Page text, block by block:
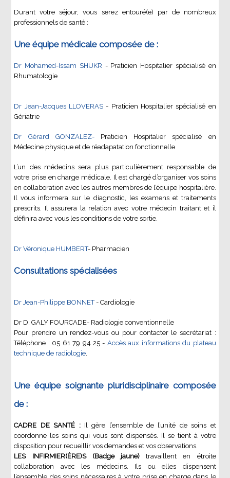
Durant votre séjour, vous serez entouré(e) par de nombreux
professionnels de santé :
Une équipe médicale composée de :
Dr Mohamed-Issam SHUKR - Praticien Hospitalier spécialisé en
Rhumatologie
Dr Jean-Jacques LLOVERAS - Praticien Hospitalier spécialisé en
Gériatrie
Dr Gérard GONZALEZ-Praticien Hospitalier spécialisé en
Médecine physique et de réadapatation fonctionnelle
L’un des médecins sera plus particulièrement responsable de
votre prise en charge médicale. Il est chargé d’organiser vos soins
en collaboration avec les autres membres de l’équipe hospitalière.
Il vous informera sur le diagnostic, les examens et traitements
prescrits. Il assurera la relation avec votre médecin traitant et il
définira avec vous les conditions de votre sortie.
Dr Véronique HUMBERT- Pharmacien
Consultations spécialisées
Dr Jean-Philippe BONNET- Cardiologie
Dr D. GALY FOURCADE- Radiologie conventionnelle
Pour prendre un rendez-vous ou pour contacter le secrétariat :
Téléphone : 05 61 79 94 25 - Accès aux informations du plateau
technique de radiologie.
Une équipe soignante pluridisciplinaire composée
de :
CADRE DE SANTÉ :Il gère l’ensemble de l’unité de soins et
coordonne les soins qui vous sont dispensés. Il se tient à votre
disposition pour recueillir vos demandes et vos observations.
LES INFIRMIER(ÈRE)S (Badge jaune) travaillent en étroite
collaboration avec les médecins. Ils ou elles dispensent